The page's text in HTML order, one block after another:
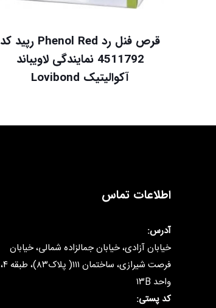
قرص فنل رد Phenol Red رپید کد
4511792 نمایندگی لاویباند
آکوالیتیک Lovibond
اطلاعات تماس
آدرس:
خیابان آزادی، خیابان جمالزاده شمالی، خیابان
فرصت شیرازی، ساختمان ۱۱۱( پلاک۸۳)، طبقه ۴،
واحد ۱۳B
کد پستی: